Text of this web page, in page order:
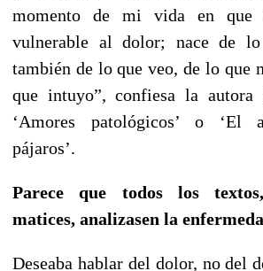
momento de mi vida en que
vulnerable al dolor; nace de
también de lo que veo, de lo que
que intuyo”, confiesa la
‘Amores patológicos’ o ‘El
pájaros’.
Parece que todos los
matices, analizasen la
Deseaba hablar del dolor, no del